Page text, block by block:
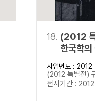
18. (2012
한국학의
사업년도 : 2012
(2012 특별전)
전시기간 :